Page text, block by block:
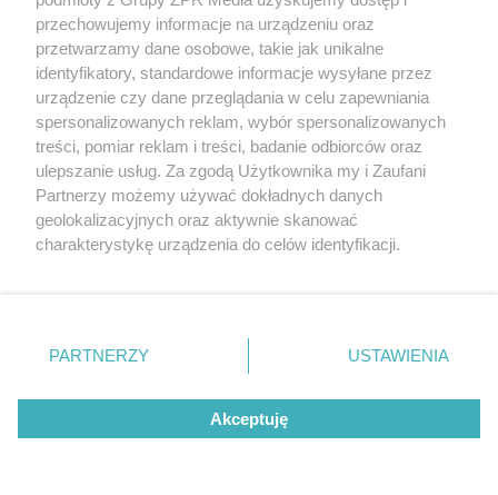
Beninca. Najszybsza, bezpieczna i
nowoczesna automatyka do bram
MATERIAŁ SPONSOROWANY
POPULARNE TEMATY
przechowujemy informacje na urządzeniu oraz
przetwarzamy dane osobowe, takie jak unikalne
identyfikatory, standardowe informacje wysyłane przez
urządzenie czy dane przeglądania w celu zapewniania
spersonalizowanych reklam, wybór spersonalizowanych
treści, pomiar reklam i treści, badanie odbiorców oraz
ulepszanie usług. Za zgodą Użytkownika my i Zaufani
Partnerzy możemy używać dokładnych danych
geolokalizacyjnych oraz aktywnie skanować
charakterystykę urządzenia do celów identyfikacji.
zmienić/wycofać klikając przycisk ustawień prywatności
znajdujący się w lewym dolnym rogu strony
rodzaje przetwarzania danych nie wymagają zgody
użytkownika, ale masz prawo sprzeciwić się takiemu
przetwarzaniu. Preferencje będą miały zastosowanie tylko
PARTNERZY USTAWIENIA
Akceptuję